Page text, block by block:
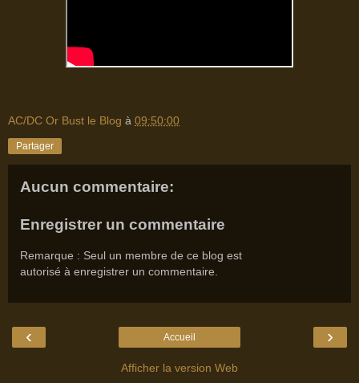
AC/DC Or Bust le Blog à 09:50:00
Partager
Aucun commentaire:
Enregistrer un commentaire
Remarque : Seul un membre de ce blog est
autorisé à enregistrer un commentaire.
‹ ›
Accueil
Afficher la version Web